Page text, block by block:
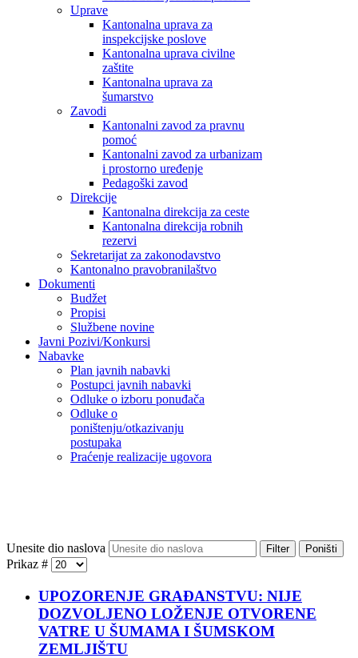
Uprave
Kantonalna uprava za
inspekcijske poslove
Kantonalna uprava civilne
zaštite
Kantonalna uprava za
šumarstvo
Zavodi
Kantonalni zavod za pravnu
pomoć
Kantonalni zavod za urbanizam
i prostorno uređenje
Pedagoški zavod
Direkcije
Kantonalna direkcija za ceste
Kantonalna direkcija robnih
rezervi
Sekretarijat za zakonodavstvo
Kantonalno pravobranilaštvo
Dokumenti
Budžet
Propisi
Službene novine
Javni Pozivi/Konkursi
Nabavke
Plan javnih nabavki
Postupci javnih nabavki
Odluke o izboru ponuđača
Odluke o
poništenju/otkazivanju
postupaka
Praćenje realizacije ugovora
Unesite dio naslova Filter Poništi
Prikaz #
UPOZORENJE GRAĐANSTVU: NIJE
DOZVOLJENO LOŽENJE OTVORENE
VATRE U ŠUMAMA I ŠUMSKOM
ZEMLJIŠTU